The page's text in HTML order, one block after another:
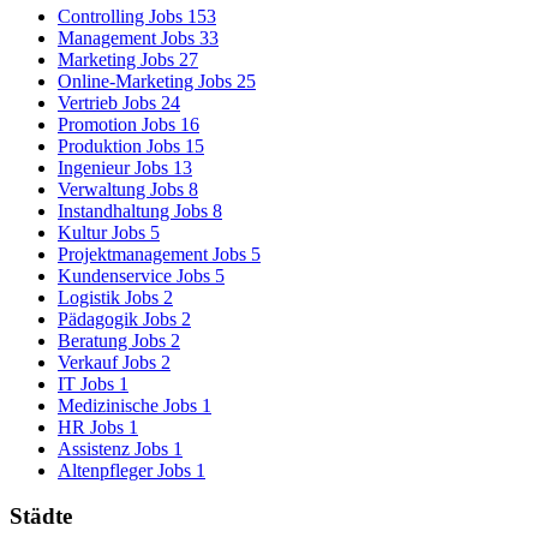
Controlling Jobs 153
Management Jobs 33
Marketing Jobs 27
Online-Marketing Jobs 25
Vertrieb Jobs 24
Promotion Jobs 16
Produktion Jobs 15
Ingenieur Jobs 13
Verwaltung Jobs 8
Instandhaltung Jobs 8
Kultur Jobs 5
Projektmanagement Jobs 5
Kundenservice Jobs 5
Logistik Jobs 2
Pädagogik Jobs 2
Beratung Jobs 2
Verkauf Jobs 2
IT Jobs 1
Medizinische Jobs 1
HR Jobs 1
Assistenz Jobs 1
Altenpfleger Jobs 1
Städte